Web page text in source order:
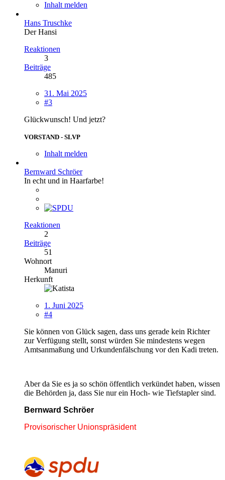
Inhalt melden
Hans Truschke
Der Hansi
Reaktionen
3
Beiträge
485
31. Mai 2025
#3
Glückwunsch! Und jetzt?
VORSTAND - SLVP
Inhalt melden
Bernward Schröer
In echt und in Haarfarbe!
Reaktionen
2
Beiträge
51
Wohnort
Manuri
Herkunft
1. Juni 2025
#4
Sie können von Glück sagen, dass uns gerade kein Richter
zur Verfügung stellt, sonst würden Sie mindestens wegen
Amtsanmaßung und Urkundenfälschung vor den Kadi treten.
Aber da Sie es ja so schön öffentlich verkündet haben, wissen
die Behörden ja, dass Sie nur ein Hoch- wie Tiefstapler sind.
Bernward Schröer
Provisorischer Unionspräsident